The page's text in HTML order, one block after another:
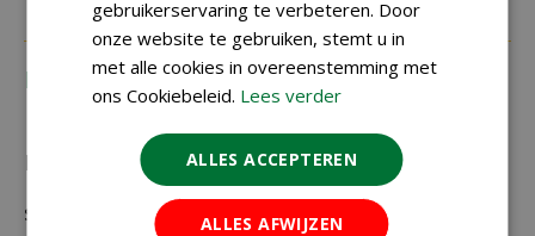
Recensies
Recensies over "Greengift Vergeet me niet in
showdoos"
gebruikerservaring te verbeteren. Door
onze website te gebruiken, stemt u in
met alle cookies in overeenstemming met
ons Cookiebeleid. Lees verder
ALLES ACCEPTEREN
ALLES AFWIJZEN